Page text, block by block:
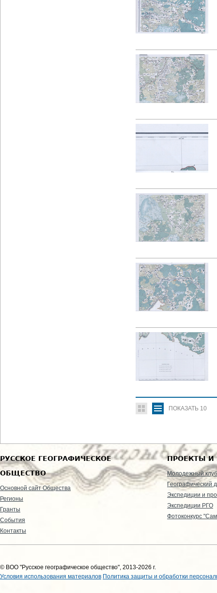
ПОКАЗАТЬ 10
РУССКОЕ ГЕОГРАФИЧЕСКОЕ
ОБЩЕСТВО
Основной сайт Общества
Регионы
Гранты
События
Контакты
ПРОЕКТЫ И
Молодежный клуб
Географический
Экспедиции и
Экспедиции РГО
Фотоконкурс
© ВОО "Русское географическое общество", 2013-2026 г.
Условия использования материалов Политика защиты и обработки